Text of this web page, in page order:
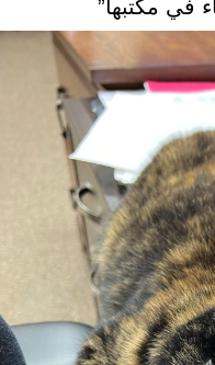
في مكتبها”